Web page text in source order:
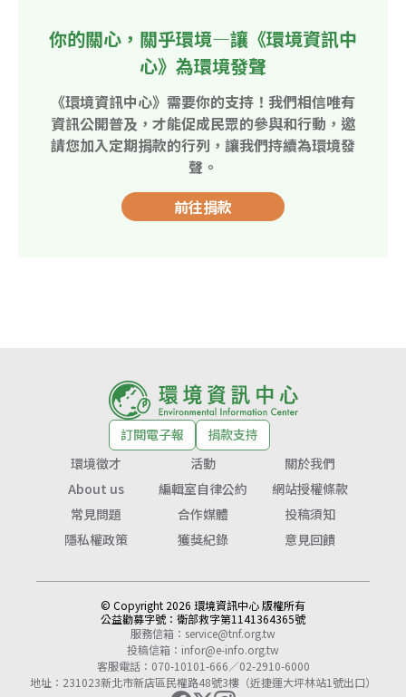
你的關心，關乎環境—讓《環境資訊中
心》為環境發聲
《環境資訊中心》需要你的支持！我們相信唯有
資訊公開普及，才能促成民眾的參與和行動，邀
請您加入定期捐款的行列，讓我們持續為環境發
聲。
前往捐款
訂閱電子報
捐款支持
環境徵才
活動
關於我們
About us
編輯室自律公約
網站授權條款
常見問題
合作媒體
投稿須知
隱私權政策
獲獎紀錄 意見回饋
© Copyright 2026 環境資訊中心 版權所有
公益勸募字號： 衛部救字第1141364365號
服務信箱： service@tnf.org.tw
投稿信箱： infor@e-info.org.tw
客服電話：070-10101-666／02-2910-6000
地址：231023新北市新店區民權路48號3樓（近捷運大坪林站1號出口）